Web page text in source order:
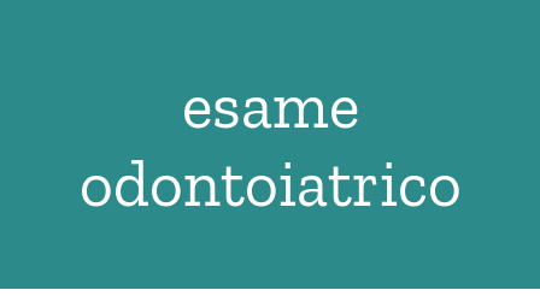
esame
odontoiatrico